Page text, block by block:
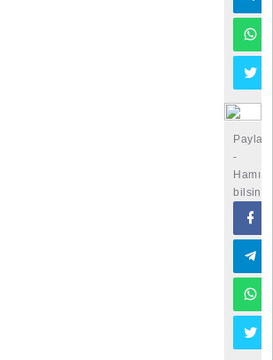
Paylaşın
-
Hamı
bilsin